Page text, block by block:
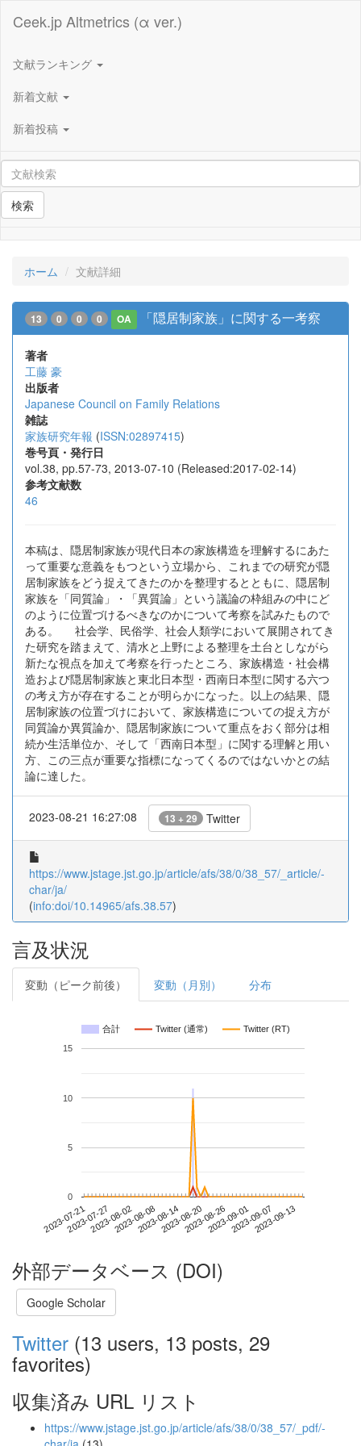
Ceek.jp Altmetrics (α ver.)
文献ランキング
新着文献
新着投稿
検索
ホーム 文献詳細
13 0 0 0 OA 「隠居制家族」に関する一考察
著者
工藤 豪
出版者
Japanese Council on Family Relations
雑誌
家族研究年報 (ISSN:02897415)
巻号頁・発行日
vol.38, pp.57-73, 2013-07-10 (Released:2017-02-14)
参考文献数
46
本稿は、隠居制家族が現代日本の家族構造を理解するにあた
って重要な意義をもつという立場から、これまでの研究が隠
居制家族をどう捉えてきたのかを整理するとともに、隠居制
家族を「同質論」・「異質論」という議論の枠組みの中にど
のように位置づけるべきなのかについて考察を試みたもので
ある。 社会学、民俗学、社会人類学において展開されてき
た研究を踏まえて、清水と上野による整理を土台としながら
新たな視点を加えて考察を行ったところ、家族構造・社会構
造および隠居制家族と東北日本型・西南日本型に関する六つ
の考え方が存在することが明らかになった。以上の結果、隠
居制家族の位置づけにおいて、家族構造についての捉え方が
同質論か異質論か、隠居制家族について重点をおく部分は相
続か生活単位か、そして「西南日本型」に関する理解と用い
方、この三点が重要な指標になってくるのではないかとの結
論に達した。
2023-08-21 16:27:08 13 + 29 Twitter
https://www.jstage.jst.go.jp/article/afs/38/0/38_57/_article/-
char/ja/
(info:doi/10.14965/afs.38.57)
言及状況
変動（ピーク前後） 変動（月別） 分布
合計 Twitter (通常) Twitter (RT)
2023-07-212023-07-272023-08-022023-08-082023-08-142023-08-202023-08-262023-09-012023-09-072023-09-13
0
5
10
15
外部データベース (DOI)
Google Scholar
Twitter (13 users, 13 posts, 29
favorites)
収集済み URL リスト
https://www.jstage.jst.go.jp/article/afs/38/0/38_57/_pdf/-